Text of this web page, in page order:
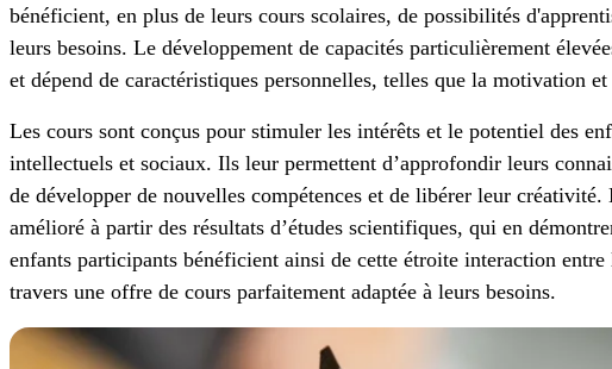
bénéficient, en plus de leurs cours scolaires, de possibilités
leurs besoins. Le développement de capacités particulièrement
et dépend de caractéristiques personnelles, telles que la motivation
Les cours sont conçus pour stimuler les intérêts et le potentiel des
intellectuels et sociaux. Ils leur permettent d’approfondir leurs
de développer de nouvelles compétences et de libérer leur
amélioré à partir des résultats d’études scientifiques, qui en
enfants participants bénéficient ainsi de cette étroite interaction
travers une offre de cours parfaitement adaptée à leurs besoins.